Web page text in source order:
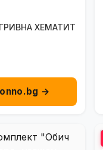
ХЕМАТИТ
→